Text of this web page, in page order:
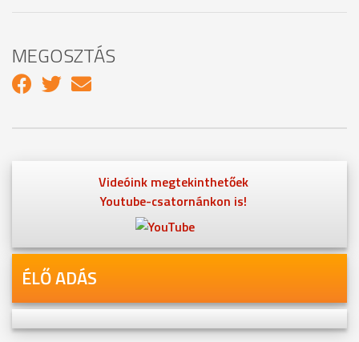
MEGOSZTÁS
Videóink megtekinthetőek
Youtube-csatornánkon is!
ÉLŐ ADÁS